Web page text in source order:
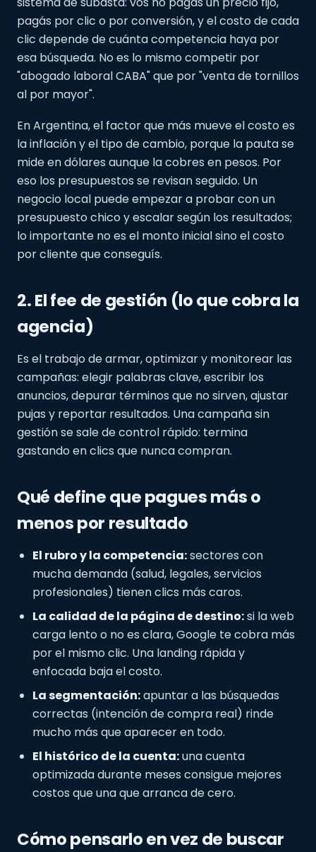
pagás por clic o por conversión, y el costo de cada
clic depende de cuánta competencia haya por
esa búsqueda. No es lo mismo competir por
"abogado laboral CABA" que por "venta de tornillos
al por mayor".
En Argentina, el factor que más mueve el costo es
la inflación y el tipo de cambio, porque la pauta se
mide en dólares aunque la cobres en pesos. Por
eso los presupuestos se revisan seguido. Un
negocio local puede empezar a probar con un
presupuesto chico y escalar según los resultados;
lo importante no es el monto inicial sino el costo
por cliente que conseguís.
2. El fee de gestión (lo que cobra la
agencia)
Es el trabajo de armar, optimizar y monitorear las
campañas: elegir palabras clave, escribir los
anuncios, depurar términos que no sirven, ajustar
pujas y reportar resultados. Una campaña sin
gestión se sale de control rápido: termina
gastando en clics que nunca compran.
Qué define que pagues más o
menos por resultado
El rubro y la competencia:sectores con
mucha demanda (salud, legales, servicios
profesionales) tienen clics más caros.
La calidad de la página de destino:si la web
carga lento o no es clara, Google te cobra más
por el mismo clic. Una landing rápida y
enfocada baja el costo.
La segmentación:apuntar a las búsquedas
correctas (intención de compra real) rinde
mucho más que aparecer en todo.
El histórico de la cuenta:una cuenta
optimizada durante meses consigue mejores
costos que una que arranca de cero.
Cómo pensarlo en vez de buscar